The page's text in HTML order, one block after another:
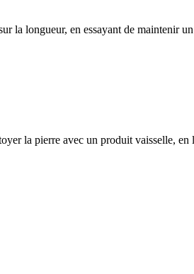
la longueur, en essayant de maintenir
la pierre avec un produit vaisselle, en